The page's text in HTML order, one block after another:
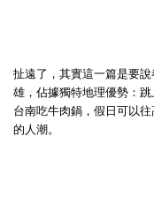
扯遠了，其實這一篇是要
雄，佔據獨特地理優勢：
台南吃牛肉鍋，假日可以
的人潮。